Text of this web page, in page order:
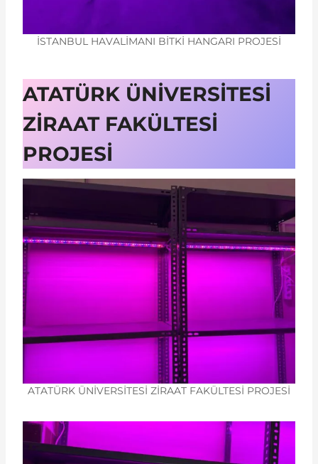
İSTANBUL HAVALİMANI BİTKİ HANGARI PROJESİ
ATATÜRK ÜNİVERSİTESİ
ZİRAAT FAKÜLTESİ
PROJESİ
ATATÜRK ÜNİVERSİTESİ ZİRAAT FAKÜLTESİ PROJESİ